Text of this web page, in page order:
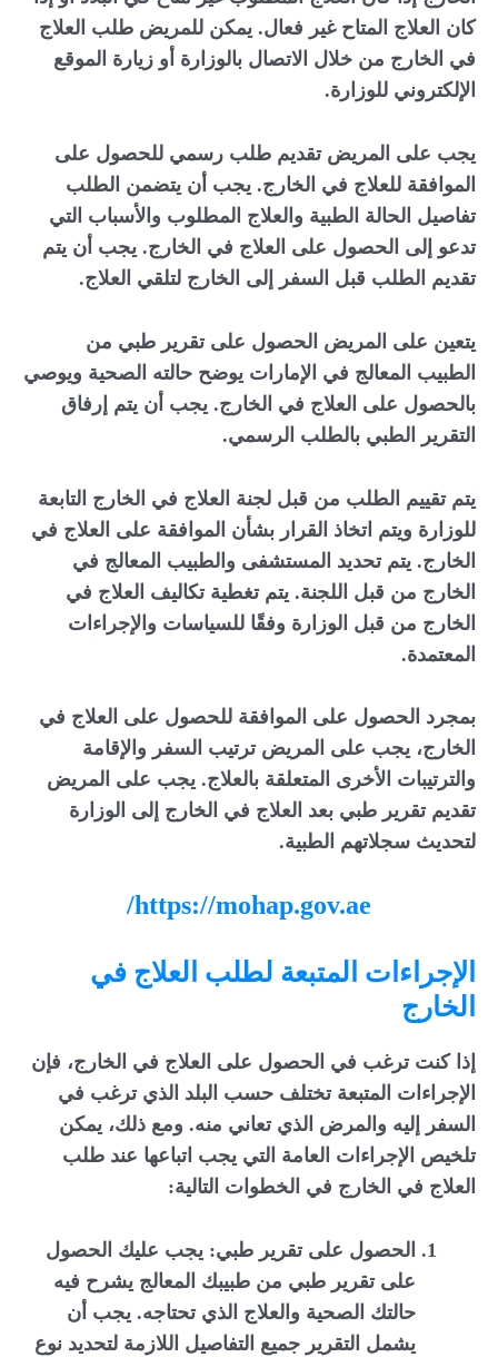
كان العلاج المتاح غير فعال. يمكن للمريض طلب العلاج
في الخارج من خلال الاتصال بالوزارة أو زيارة الموقع
الإلكتروني للوزارة.
يجب على المريض تقديم طلب رسمي للحصول على
الموافقة للعلاج في الخارج. يجب أن يتضمن الطلب
تفاصيل الحالة الطبية والعلاج المطلوب والأسباب التي
تدعو إلى الحصول على العلاج في الخارج. يجب أن يتم
تقديم الطلب قبل السفر إلى الخارج لتلقي العلاج.
يتعين على المريض الحصول على تقرير طبي من
الطبيب المعالج في الإمارات يوضح حالته الصحية ويوصي
بالحصول على العلاج في الخارج. يجب أن يتم إرفاق
التقرير الطبي بالطلب الرسمي.
يتم تقييم الطلب من قبل لجنة العلاج في الخارج التابعة
للوزارة ويتم اتخاذ القرار بشأن الموافقة على العلاج في
الخارج. يتم تحديد المستشفى والطبيب المعالج في
الخارج من قبل اللجنة. يتم تغطية تكاليف العلاج في
الخارج من قبل الوزارة وفقًا للسياسات والإجراءات
المعتمدة.
بمجرد الحصول على الموافقة للحصول على العلاج في
الخارج، يجب على المريض ترتيب السفر والإقامة
والترتيبات الأخرى المتعلقة بالعلاج. يجب على المريض
تقديم تقرير طبي بعد العلاج في الخارج إلى الوزارة
لتحديث سجلاتهم الطبية.
https://mohap.gov.ae/
الإجراءات المتبعة لطلب العلاج في
الخارج
إذا كنت ترغب في الحصول على العلاج في الخارج، فإن
الإجراءات المتبعة تختلف حسب البلد الذي ترغب في
السفر إليه والمرض الذي تعاني منه. ومع ذلك، يمكن
تلخيص الإجراءات العامة التي يجب اتباعها عند طلب
العلاج في الخارج في الخطوات التالية:
الحصول على تقرير طبي: يجب عليك الحصول
على تقرير طبي من طبيبك المعالج يشرح فيه
حالتك الصحية والعلاج الذي تحتاجه. يجب أن
يشمل التقرير جميع التفاصيل اللازمة لتحديد نوع